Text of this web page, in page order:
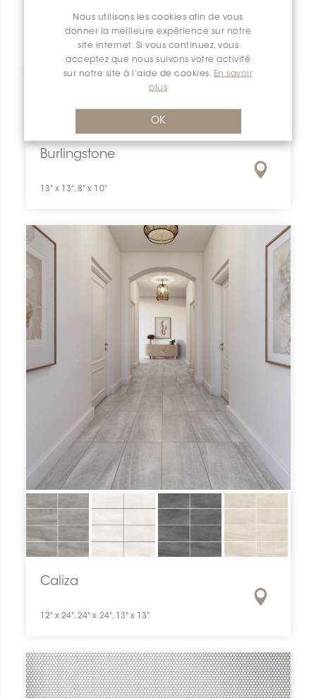
Nous utilisons les cookies afin de vous
donner la meilleure expérience sur notre
site internet. Si vous continuez, vous
acceptez que nous suivons votre activité
sur notre site à l’aide de cookies. En savoir
plus
OK
Burlingstone
13" x 13", 8" x 10"
Caliza
12" x 24", 24" x 24", 13" x 13"